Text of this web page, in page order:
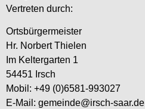
Vertreten durch:
Ortsbürgermeister
Hr. Norbert Thielen
Im Keltergarten 1
54451 Irsch
Mobil: +49 (0)6581-993027
E-Mail: gemeinde@irsch-saar.de